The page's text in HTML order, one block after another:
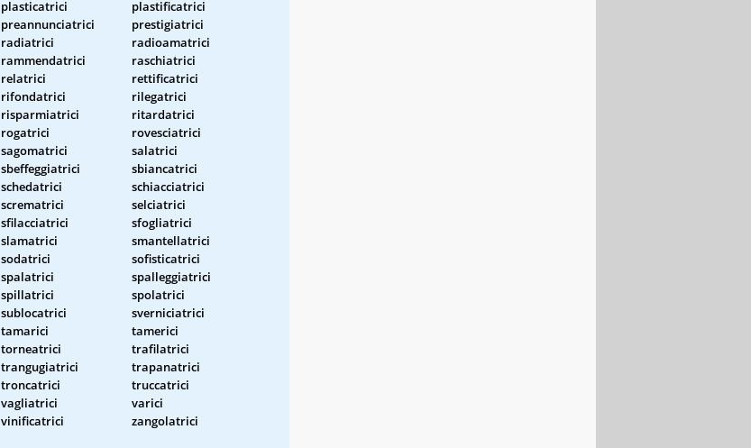
plasticatrici
plastificatrici
preannunciatrici
prestigiatrici
radiatrici
radioamatrici
rammendatrici
raschiatrici
relatrici
rettificatrici
rifondatrici
rilegatrici
risparmiatrici
ritardatrici
rogatrici
rovesciatrici
sagomatrici
salatrici
sbeffeggiatrici
sbiancatrici
schedatrici
schiacciatrici
scrematrici
selciatrici
sfilacciatrici
sfogliatrici
slamatrici
smantellatrici
sodatrici
sofisticatrici
spalatrici
spalleggiatrici
spillatrici
spolatrici
sublocatrici
sverniciatrici
tamarici
tamerici
torneatrici
trafilatrici
trangugiatrici
trapanatrici
troncatrici
truccatrici
vagliatrici
varici
vinificatrici
zangolatrici